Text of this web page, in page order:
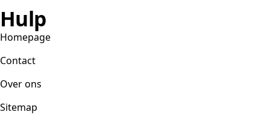
Hulp
Homepage
Contact
Over ons
Sitemap